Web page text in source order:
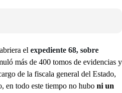
el expediente 68, sobre
más de 400 tomos de evidencias y
de la fiscala general del Estado,
en todo este tiempo no hubo ni un